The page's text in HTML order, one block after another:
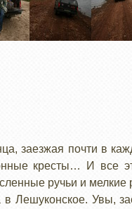
заезжая почти в
кресты… И все
ручьи и
Лешуконское. Увы,